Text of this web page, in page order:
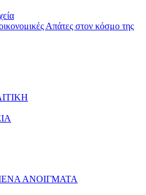
Απάτες στον κόσμο της
ΑΝΟΙΓΜΑΤΑ